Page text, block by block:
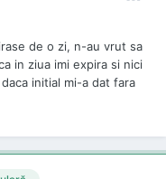
de o zi, n-au vrut sa
in ziua imi expira si nici
initial mi-a dat fara